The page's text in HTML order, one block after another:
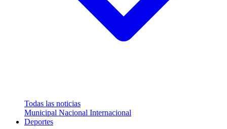
Todas las noticias
Municipal Nacional Internacional
Deportes